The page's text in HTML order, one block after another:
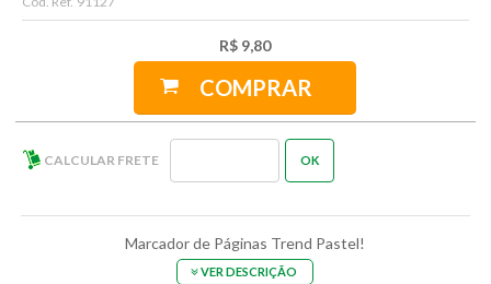
R$ 9,80
COMPRAR
Marcador de Páginas Trend Pastel!
VER DESCRIÇÃO